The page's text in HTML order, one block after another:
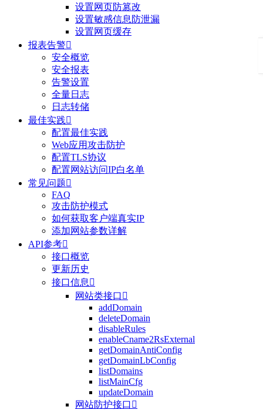
设置网页防篡改
设置敏感信息防泄漏
设置网页缓存
报表告警
安全概览
安全报表
告警设置
全量日志
日志转储
最佳实践
配置最佳实践
Web应用攻击防护
配置TLS协议
配置网站访问IP白名单
常见问题
FAQ
攻击防护模式
如何获取客户端真实IP
添加网站参数详解
API参考
接口概览
更新历史
接口信息 
网站类接口 
addDomain
deleteDomain
disableRules
enableCname2RsExternal
getDomainAntiConfig
getDomainLbConfig
listDomains
listMainCfg
updateDomain
网站防护接口 